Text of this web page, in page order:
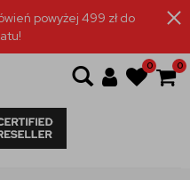
powyżej 499 zł do
0 0